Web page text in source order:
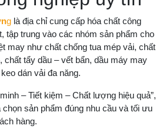
g là địa chỉ cung cấp hóa chất công
tập trung vào các nhóm sản phẩm cho
may như chất chống tua mép vải, chất
chất tẩy dầu – vết bẩn, dầu máy may
dán vải đa năng.
– Tiết kiệm – Chất lượng hiệu quả”,
sản phẩm đúng nhu cầu và tối ưu
hàng.